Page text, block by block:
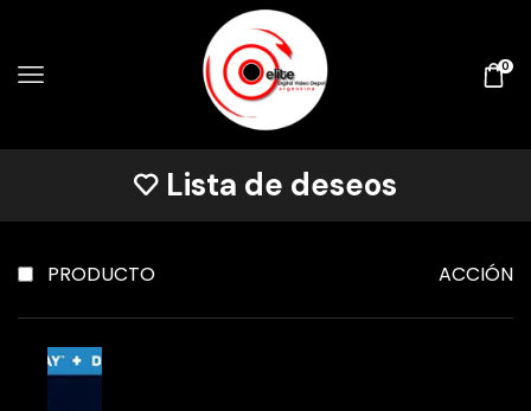
0
Lista de deseos
PRODUCTO ACCIÓN